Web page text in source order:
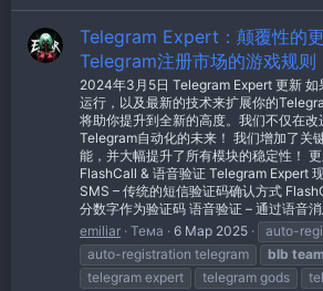
Telegram Expert：颠覆性的
Telegram注册市场的游戏规则
2024年3月5日 Telegram Expert 更新 如
运行，以及最新的技术来扩展你的
将助你提升到全新的高度。我们不仅在
Telegram自动化的未来！ 我们增加了关
能，并大幅提升了所有模块的稳定性！ 更
FlashCall & 语音验证 Telegram Expert
SMS – 传统的短信验证码确认方式
分数字作为验证码 语音验证 – 通过语音
emiliar Тема 6 Мар 2025
auto-
auto-registration telegram
blb team
telegram expert
telegram gods